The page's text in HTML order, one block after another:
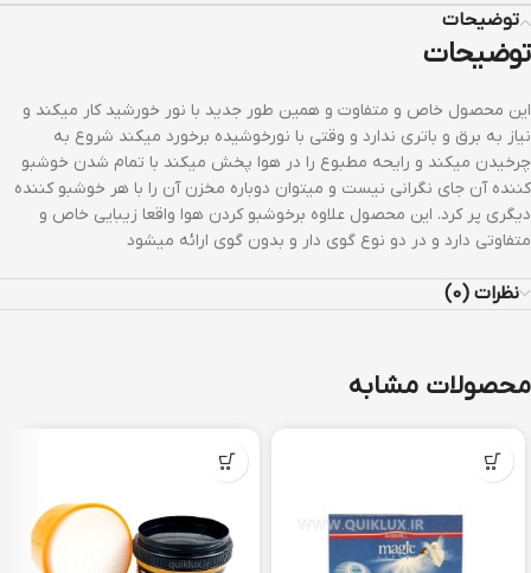
توضیحات
توضیحات
این محصول خاص و متفاوت و همین طور جدید با نور خورشید کار میکند و
نیاز به برق و باتری ندارد و وقتی با نورخوشیده برخورد میکند شروع به
چرخیدن میکند و رایحه مطبوع را در هوا پخش میکند با تمام شدن خوشبو
کننده آن جای نگرانی نیست و میتوان دوباره مخزن آن را با هر خوشبو کننده
دیگری پر کرد. این محصول علاوه برخوشبو کردن هوا واقعا زیبایی خاص و
متفاوتی دارد و در دو نوع گوی دار و بدون گوی ارائه میشود
نظرات (0)
محصولات مشابه